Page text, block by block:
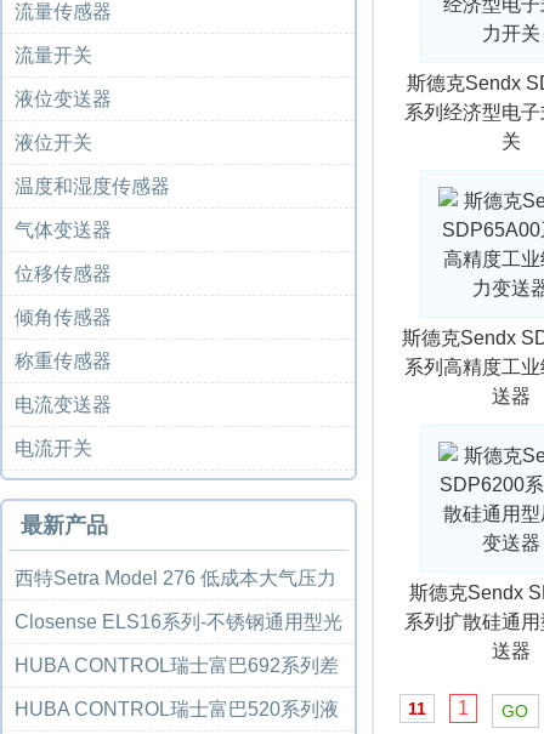
斯德克Sendx
系列经济型电
关
斯德克Sendx
系列高精度工
送器
斯德克Sendx
系列扩散硅通
送器
11 1
流量传感器
流量开关
液位变送器
液位开关
温度和湿度传感器
气体变送器
位移传感器
倾角传感器
称重传感器
电流变送器
电流开关
最新产品
西特Setra Model 276 低成本大气压力
传感器...
Closense ELS16系列-不锈钢通用型光
电液位开...
HUBA CONTROL瑞士富巴692系列差
压变送器
HUBA CONTROL瑞士富巴520系列液